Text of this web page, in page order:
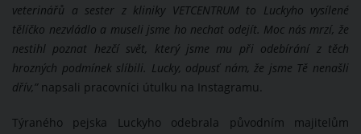
veterinářů a sester z kliniky VETCENTRUM to Luckyho vysílené
tělíčko nezvládlo a museli jsme ho nechat odejít. Moc nás mrzí, že
nestihl poznat hezčí svět, který jsme mu při odebírání z těch
hrozných podmínek slíbili. Lucky, odpusť nám, že jsme Tě nenašli
dřív,”napsali pracovníci útulku na Instagramu.
Týraného pejska Luckyho odebrala původním majitelům